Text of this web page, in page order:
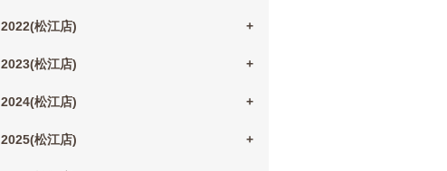
2022(松江店)
2023(松江店)
2024(松江店)
2025(松江店)